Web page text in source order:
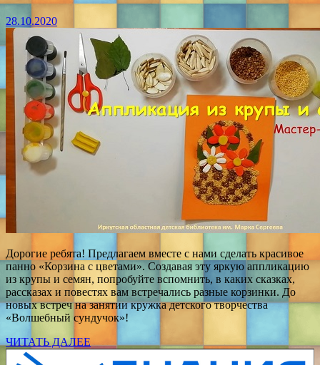
28.10.2020
Дорогие ребята! Предлагаем вместе с нами сделать красивое
панно «Корзина с цветами». Создавая эту яркую аппликацию
из крупы и семян, попробуйте вспомнить, в каких сказках,
рассказах и повестях вам встречались разные корзинки. До
новых встреч на занятии кружка детского творчества
«Волшебный сундучок»!
ЧИТАТЬ ДАЛЕЕ